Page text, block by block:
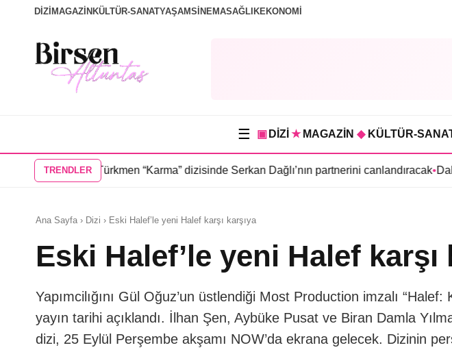
DİZİ MAGAZİN KÜLTÜR-SANATYAŞAMSİNEMASAĞLIKEKONOMİ
☰ ▣ DİZİ ★ MAGAZİN ◆ KÜLTÜR-
TRENDLER
Selin Türkmen “Karma” dizisinde Serkan Dağlı’nın partnerini canlandıracak•Daha 17’ye
Ana Sayfa › Dizi › Eski Halef’le yeni Halef karşı karşıya
Eski Halef’le yeni Halef karşı
Yapımcilığını Gül Oğuz’un üstlendiği Most Production imzalı “Halef:
yayın tarihi açıklandı. İlhan Şen, Aybüke Pusat ve Biran Damla
dizi, 25 Eylül Perşembe akşamı NOW’da ekrana gelecek. Dizinin